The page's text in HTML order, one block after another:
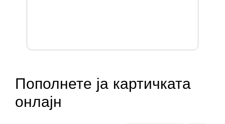
Пополнете ја картичката
онлајн